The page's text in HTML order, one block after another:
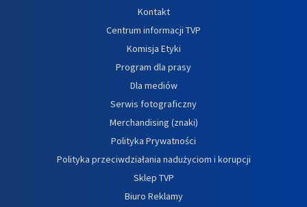
Kontakt
Centrum informacji TVP
Komisja Etyki
Program dla prasy
Dla mediów
Serwis fotograficzny
Merchandising (znaki)
Polityka Prywatności
Polityka przeciwdziałania nadużyciom i korupcji
Sklep TVP
Biuro Reklamy